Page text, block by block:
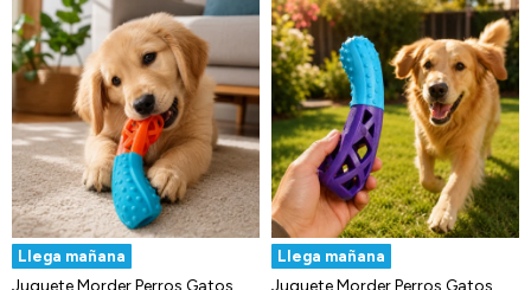
Llega mañana
Juguete Morder Perros Gatos
Llega mañana
Juguete Morder Perros Gatos